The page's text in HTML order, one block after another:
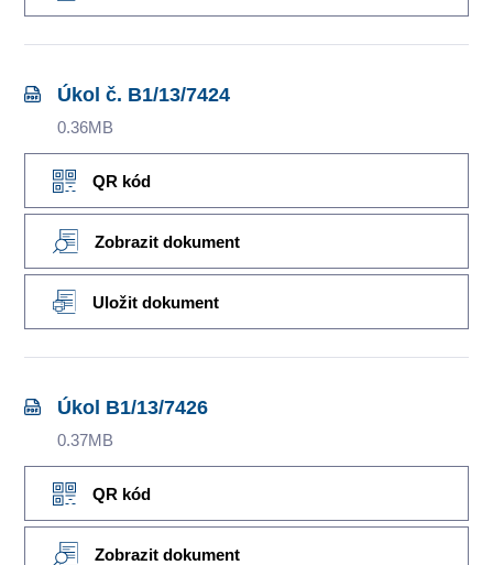
Úkol č. B1/13/7424
0.36MB
QR kód
Zobrazit dokument
Uložit dokument
Úkol B1/13/7426
0.37MB
QR kód
Zobrazit dokument